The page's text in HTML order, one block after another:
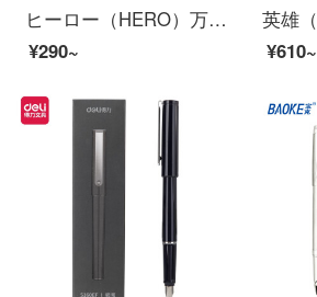
ヒーロー（HERO）万年筆黒絨砂イリジウム金の万年筆美筆シャープ6006
¥290~
¥610~